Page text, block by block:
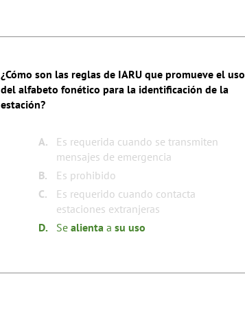
¿Cómo son las reglas de IARU que promueve el uso
del alfabeto fonético para la identificación de la
estación?
A.
Es requerida cuando se transmiten
mensajes de emergencia
B.
Es prohibido
C.
Es requerido cuando contacta
estaciones extranjeras
D.
Se alientaa su uso
This question does not yet have an explanation!
Register to add one